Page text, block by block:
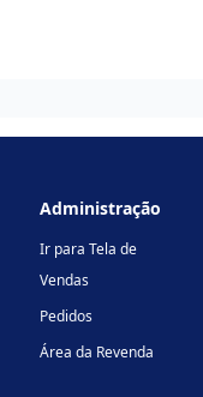
Administração
Ir para Tela de
Vendas
Pedidos
Área da Revenda